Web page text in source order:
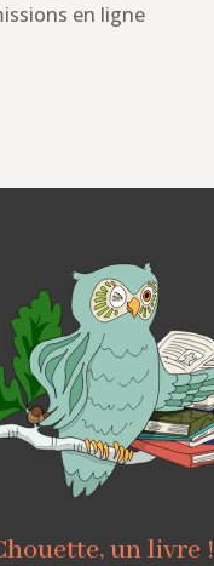
en ligne
un livre !